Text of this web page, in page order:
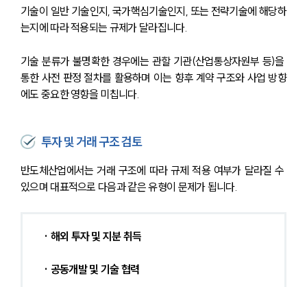
기술이 일반 기술인지, 국가핵심기술인지, 또는 전략기술에 해당하
는지에 따라 적용되는 규제가 달라집니다.
기술 분류가 불명확한 경우에는 관할 기관(산업통상자원부 등)을
통한 사전 판정 절차를 활용하며 이는 향후 계약 구조와 사업 방향
에도 중요한 영향을 미칩니다.
투자 및 거래 구조 검토
반도체산업에서는 거래 구조에 따라 규제 적용 여부가 달라질 수
있으며 대표적으로 다음과 같은 유형이 문제가 됩니다.
· 해외 투자 및 지분 취득
· 공동개발 및 기술 협력